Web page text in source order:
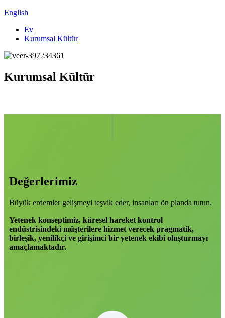
English
Ev
Kurumsal Kültür
Kurumsal Kültür
Değerlerimiz
Büyük erdemler gelişmeyi teşvik eder, insanları ön planda tutun.
Yetenek konseptimiz, küresel hareket kontrol
endüstrisindeki müşterilere hizmet verecek pragmatik,
birleşik, yenilikçi ve girişimci bir yetenek ekibi oluşturmayı
amaçlamaktadır.